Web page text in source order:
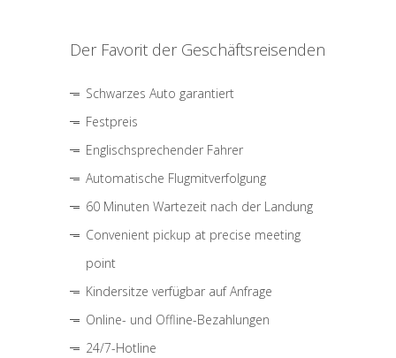
Der Favorit der Geschäftsreisenden
Schwarzes Auto garantiert
Festpreis
Englischsprechender Fahrer
Automatische Flugmitverfolgung
60 Minuten Wartezeit nach der Landung
Convenient pickup at precise meeting
point
Kindersitze verfügbar auf Anfrage
Online- und Offline-Bezahlungen
24/7-Hotline